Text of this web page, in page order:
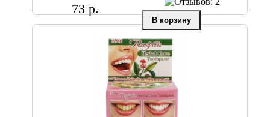
73 р.